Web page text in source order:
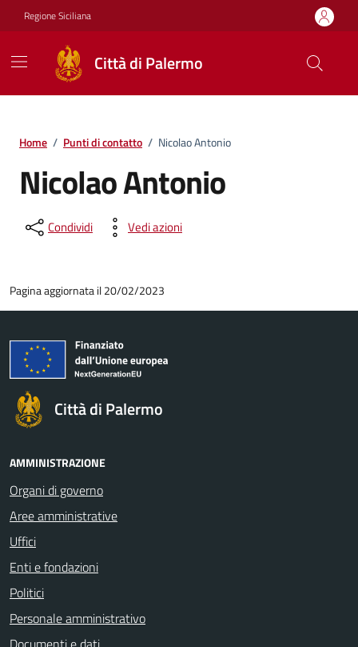
Vai ai contenuti
Vai al footer
Regione Siciliana
Città di Palermo
Home / Punti di contatto / Nicolao Antonio
Nicolao Antonio
Condividi Vedi azioni
Pagina aggiornata il 20/02/2023
Città di Palermo
AMMINISTRAZIONE
Organi di governo
Aree amministrative
Uffici
Enti e fondazioni
Politici
Personale amministrativo